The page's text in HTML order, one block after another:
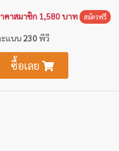
คาสมาชิก 1,580 บาท สมัครฟรี
แนน 230 พีวี
ซื้อเลย